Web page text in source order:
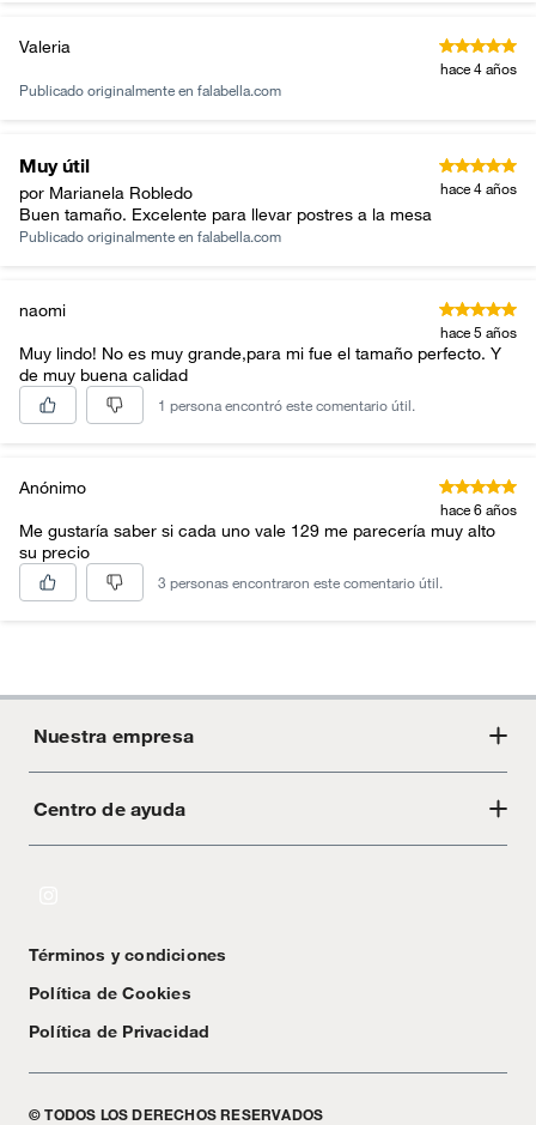
Valeria
hace 4 años
Publicado originalmente en falabella.com
Muy útil
por Marianela Robledo hace 4 años
Buen tamaño. Excelente para llevar postres a la mesa
Publicado originalmente en falabella.com
naomi
hace 5 años
Muy lindo! No es muy grande,para mi fue el tamaño perfecto. Y
de muy buena calidad
1 persona encontró este comentario útil.
Anónimo
hace 6 años
Me gustaría saber si cada uno vale 129 me parecería muy alto
su precio
3 personas encontraron este comentario útil.
Nuestra empresa
Acerca de Crate
Centro de ayuda
Textos Legales
Términos y condiciones
Política de Cookies
Política de Privacidad
© TODOS LOS DERECHOS RESERVADOS